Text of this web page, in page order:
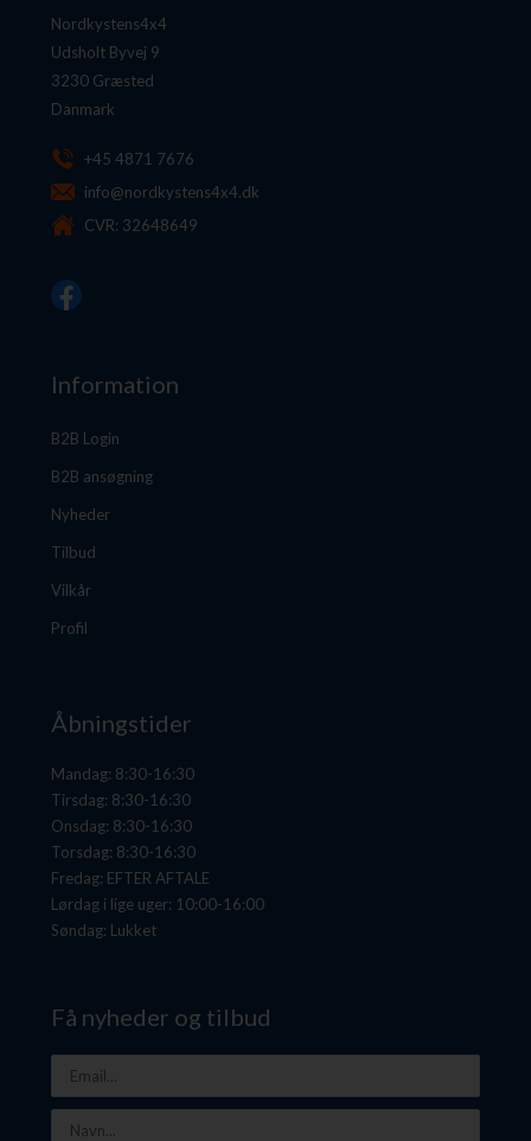
Nordkystens4x4
Udsholt Byvej 9
3230 Græsted
Danmark
+45 4871 7676
info@nordkystens4x4.dk
CVR: 32648649
Information
B2B Login
B2B ansøgning
Nyheder
Tilbud
Vilkår
Profil
Åbningstider
Mandag: 8:30-16:30
Tirsdag: 8:30-16:30
Onsdag: 8:30-16:30
Torsdag: 8:30-16:30
Fredag: EFTER AFTALE
Lørdag i lige uger: 10:00-16:00
Søndag: Lukket
Få nyheder og tilbud